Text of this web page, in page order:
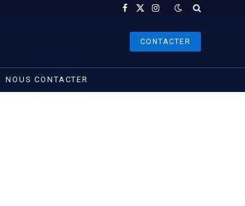
Facebook
X
Instagram
CONTACTER
NOUS CONTACTER